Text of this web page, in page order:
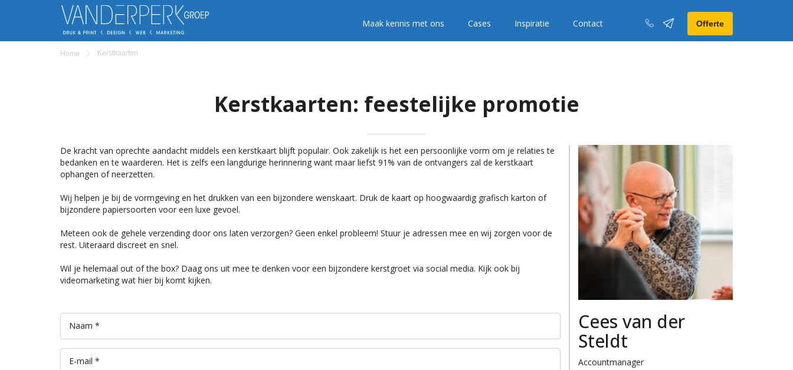
Maak kennis met ons Cases Inspiratie Contact Offerte
Home Kerstkaarten
Kerstkaarten: feestelijke promotie
De kracht van oprechte aandacht middels een kerstkaart blijft populair. Ook zakelijk is het een persoonlijke vorm om je relaties te
bedanken en te waarderen. Het is zelfs een langdurige herinnering want maar liefst 91% van de ontvangers zal de kerstkaart
ophangen of neerzetten.
Wij helpen je bij de vormgeving en het drukken van een bijzondere wenskaart. Druk de kaart op hoogwaardig grafisch karton of
bijzondere papiersoorten voor een luxe gevoel.
Meteen ook de gehele verzending door ons laten verzorgen? Geen enkel probleem! Stuur je adressen mee en wij zorgen voor de
rest. Uiteraard discreet en snel.
Wil je helemaal out of the box? Daag ons uit mee te denken voor een bijzondere kerstgroet via social media. Kijk ook bij
videomarketing wat hier bij komt kijken.
Naam *
E-mail *
Cees van der
Steldt
Accountmanager